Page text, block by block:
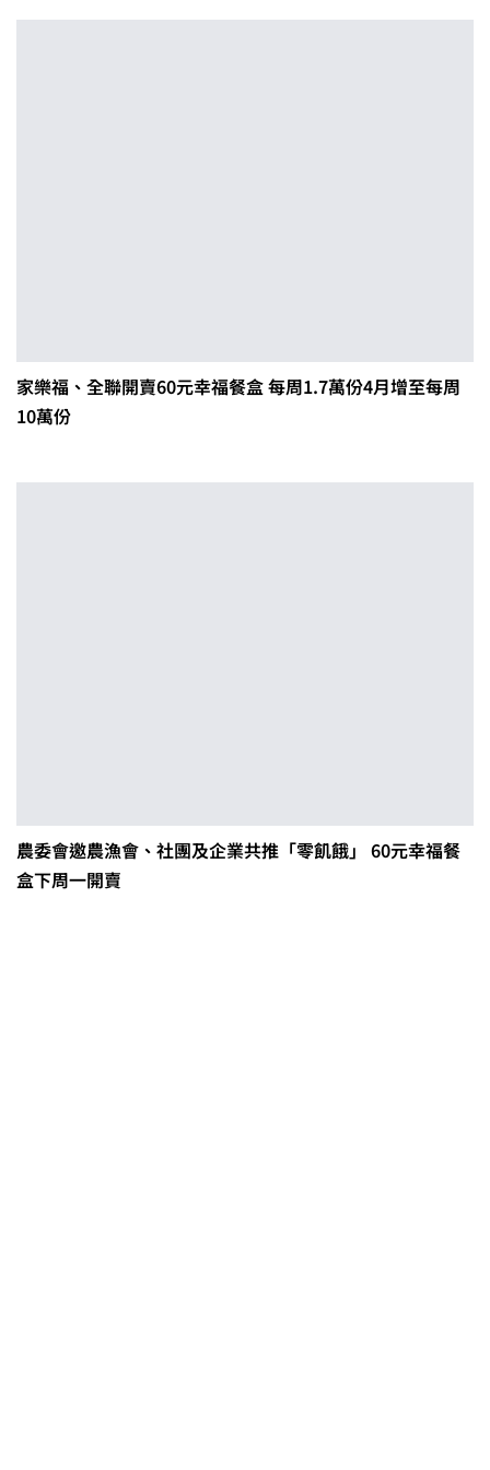
家樂福、全聯開賣60元幸福餐盒 每周1.7萬份4月增至每周
10萬份
農委會邀農漁會、社團及企業共推「零飢餓」 60元幸福餐
盒下周一開賣